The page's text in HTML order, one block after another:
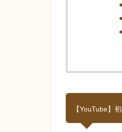
【YouTube】